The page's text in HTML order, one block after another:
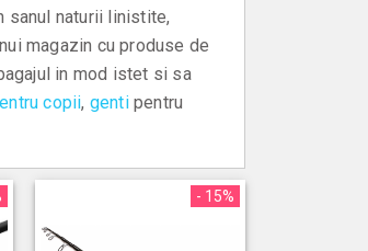
sanul naturii linistite,
magazin cu produse de
in mod istet si sa
copii, gentipentru
- 15%